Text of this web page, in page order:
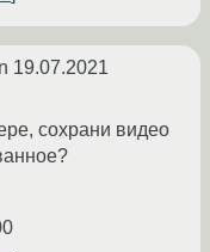
19.07.2021
сохрани видео